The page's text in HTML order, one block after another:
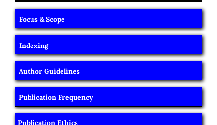
Focus & Scope
Indexing
Author Guidelines
Publication Frequency
Publication Ethics